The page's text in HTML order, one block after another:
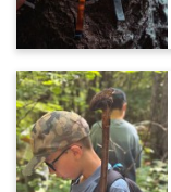
PROMOCJA